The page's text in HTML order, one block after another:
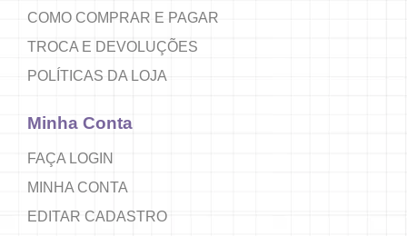
COMO COMPRAR E PAGAR
TROCA E DEVOLUÇÕES
POLÍTICAS DA LOJA
Minha Conta
FAÇA LOGIN
MINHA CONTA
EDITAR CADASTRO